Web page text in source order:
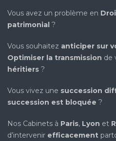
Vous avez un problème en
patrimonial ?
Vous souhaitez anticiper sur
Optimiser la transmission de
héritiers ?
Vous vivez une succession
succession est bloquée ?
Nos Cabinets à Paris, Lyon et
d’intervenir efficacement